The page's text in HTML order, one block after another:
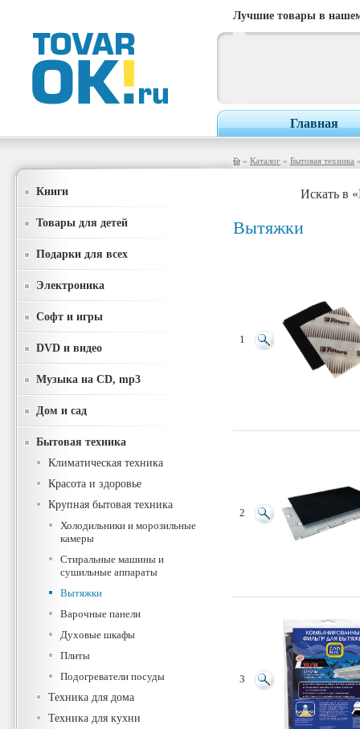
Лучшие товары в
Главная
» Каталог » Бытовая техника
Книги
Товары для детей
Подарки для всех
Электроника
Софт и игры
DVD и видео
Музыка на CD, mp3
Дом и сад
Бытовая техника
Климатическая техника
Красота и здоровье
Крупная бытовая техника
Холодильники и морозильные
камеры
Стиральные машины и
сушильные аппараты
Вытяжки
Варочные панели
Духовые шкафы
Плиты
Подогреватели посуды
Техника для дома
Техника для кухни
Искать в
Вытяжки
1
2
3